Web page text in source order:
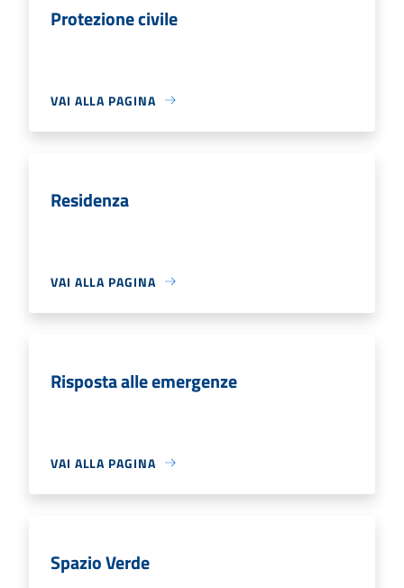
Protezione civile
VAI ALLA PAGINA
Residenza
VAI ALLA PAGINA
Risposta alle emergenze
VAI ALLA PAGINA
Spazio Verde